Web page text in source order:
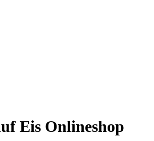
Eis Onlineshop